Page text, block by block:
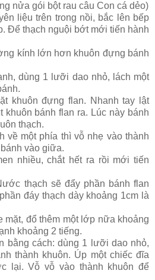
nửa gói bột rau câu Con cá dẻo)
liệu trên trong nồi, bắc lên bếp
Để thạch nguội bớt mới tiến hành
kính lớn hơn khuôn đựng bánh
dùng 1 lưỡi dao nhỏ, lách một
khuôn đựng flan. Nhanh tay lật
bánh flan ra. Lúc này bánh
thạch.
về một phía thì vỗ nhẹ vào thành
vào giữa.
nhiều, chắt hết ra rồi mới tiến
thạch sẽ đẩy phần bánh flan
đáy thạch dày khoảng 1cm là
mặt, đổ thêm một lớp nữa khoảng
khoảng 2 tiếng.
bằng cách: dùng 1 lưỡi dao nhỏ,
thành khuôn. Úp một chiếc đĩa
lại. Vỗ vỗ vào thành khuôn để